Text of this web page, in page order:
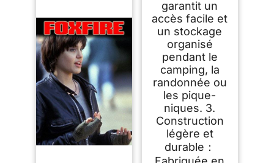
garantit un
accès facile et
un stockage
organisé
pendant le
camping, la
randonnée ou
les pique-
niques. 3.
Construction
légère et
durable：